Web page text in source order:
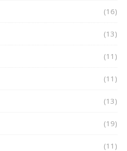
(16)
(13)
(11)
(11)
(13)
(19)
(11)